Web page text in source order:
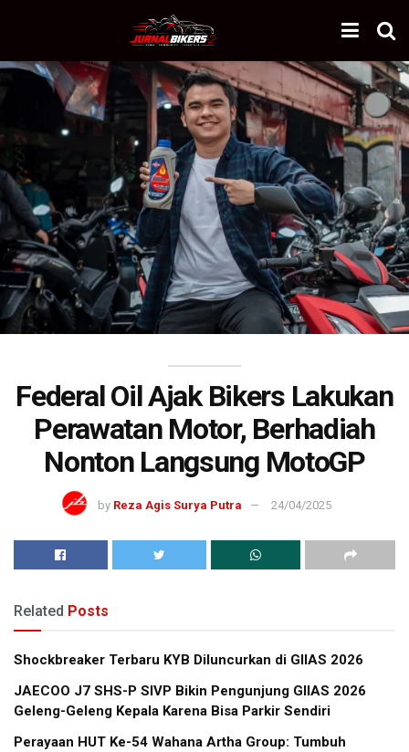
Federal Oil Ajak Bikers Lakukan
Perawatan Motor, Berhadiah
Nonton Langsung MotoGP
by Reza Agis Surya Putra 24/04/2025
Related Posts
Shockbreaker Terbaru KYB Diluncurkan di GIIAS 2026
JAECOO J7 SHS-P SIVP Bikin Pengunjung GIIAS 2026
Geleng-Geleng Kepala Karena Bisa Parkir Sendiri
Perayaan HUT Ke-54 Wahana Artha Group: Tumbuh